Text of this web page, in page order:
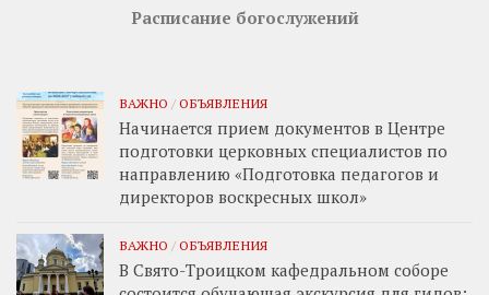
Расписание богослужений
ВАЖНО / ОБЪЯВЛЕНИЯ
Начинается прием документов в Центре
подготовки церковных специалистов по
направлению «Подготовка педагогов и
директоров воскресных школ»
ВАЖНО / ОБЪЯВЛЕНИЯ
В Свято-Троицком кафедральном соборе